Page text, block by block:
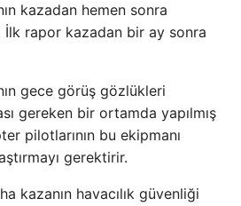
kazadan hemen sonra
İlk rapor kazadan bir ay sonra
gece görüş gözlükleri
gereken bir ortamda yapılmış
pilotlarının bu ekipmanı
gerektirir.
kazanın havacılık güvenliği